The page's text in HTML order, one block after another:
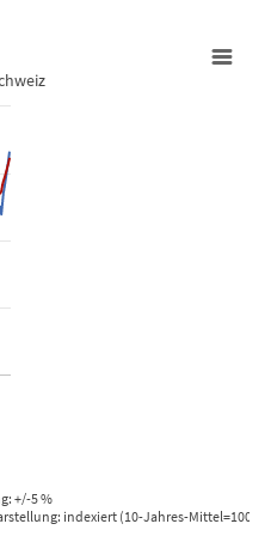
Time. Data ranges from 2007-
Prozent. Data ranges from
Neutrale Pfeilrichtung: +/-5 %
indexiert (10-Jahres-